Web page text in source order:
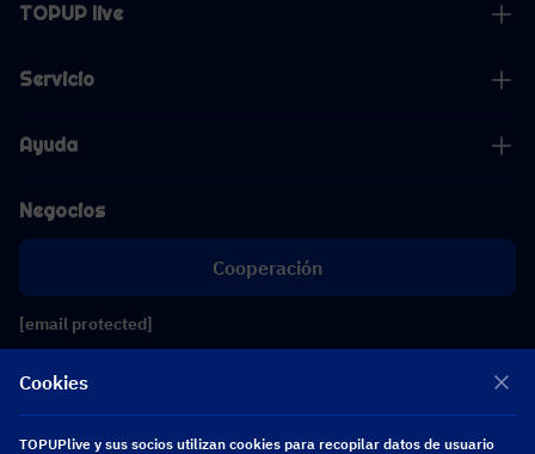
TOPUP live
Servicio
Ayuda
Negocios
Cooperación
[email protected]
Cookies
TOPUPlive y sus socios utilizan cookies para recopilar datos de usuario